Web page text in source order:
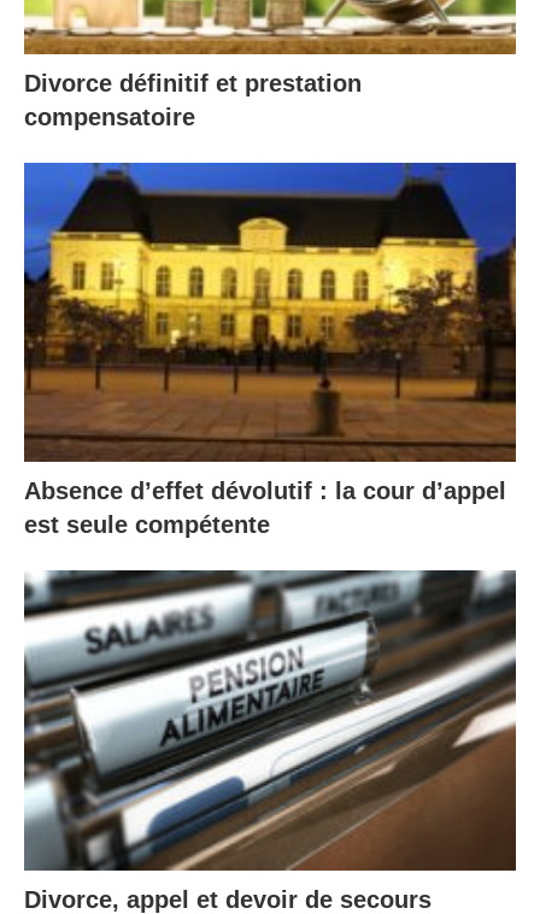
Divorce définitif et prestation
compensatoire
Absence d’effet dévolutif : la cour d’appel
est seule compétente
Divorce, appel et devoir de secours